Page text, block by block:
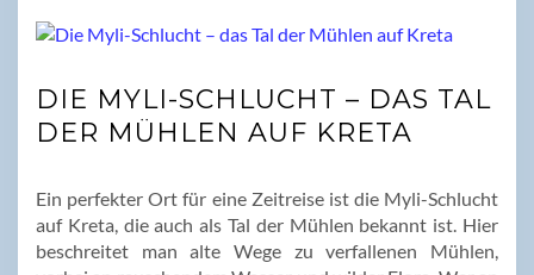
DIE MYLI-SCHLUCHT – DAS TAL
DER MÜHLEN AUF KRETA
Ein perfekter Ort für eine Zeitreise ist die Myli-Schlucht
auf Kreta, die auch als Tal der Mühlen bekannt ist. Hier
beschreitet man alte Wege zu verfallenen Mühlen,